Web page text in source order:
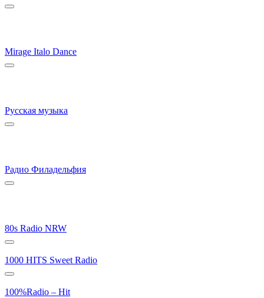
Mirage Italo Dance
Русская музыка
Радио Филадельфия
80s Radio NRW
1000 HITS Sweet Radio
100%Radio – Hit